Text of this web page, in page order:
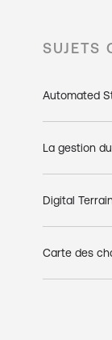
SUJETS
Automated
La gestion
Digital
Carte des